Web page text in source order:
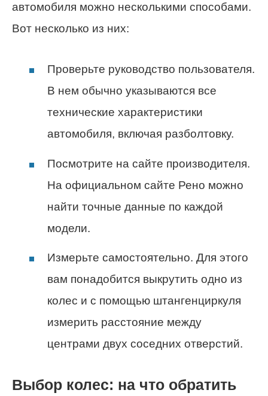
автомобиля можно несколькими способами.
Вот несколько из них:
Проверьте руководство пользователя.
В нем обычно указываются все
технические характеристики
автомобиля, включая разболтовку.
Посмотрите на сайте производителя.
На официальном сайте Рено можно
найти точные данные по каждой
модели.
Измерьте самостоятельно. Для этого
вам понадобится выкрутить одно из
колес и с помощью штангенциркуля
измерить расстояние между
центрами двух соседних отверстий.
Выбор колес: на что обратить